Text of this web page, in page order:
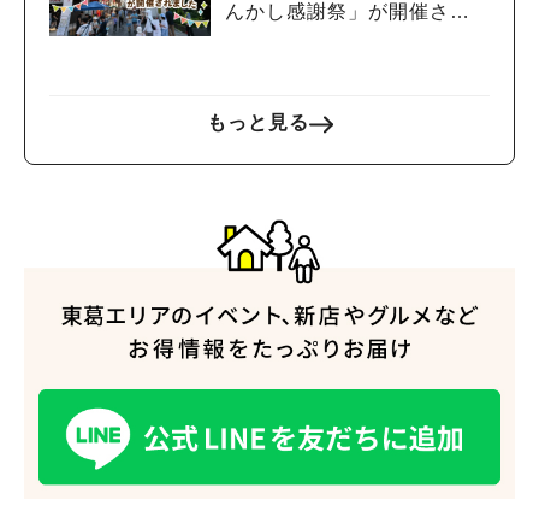
んかし感謝祭」が開催され
もっと見る